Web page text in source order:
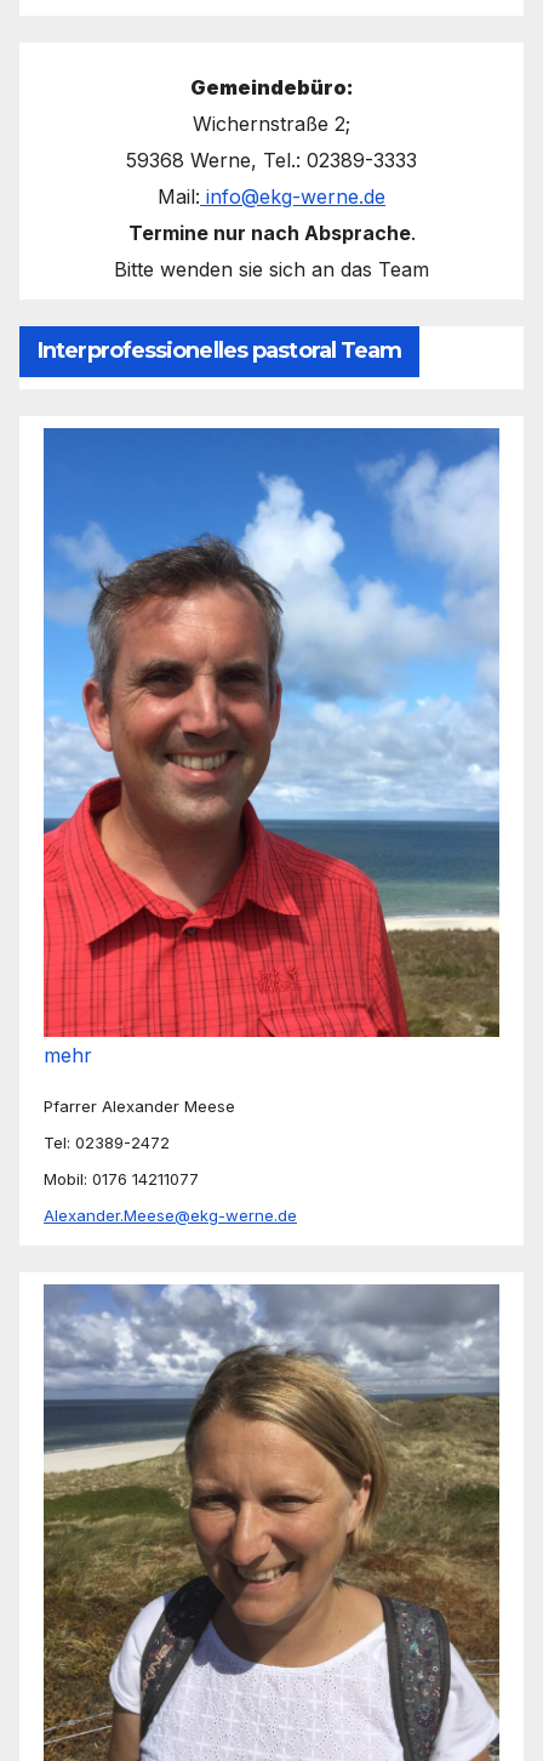
Gemeindebüro:
Wichernstraße 2;
59368 Werne, Tel.: 02389-3333
Mail: info@ekg-werne.de
Termine nur nach Absprache.
Bitte wenden sie sich an das Team
Interprofessionelles pastoral Team
mehr
Pfarrer Alexander Meese
Tel: 02389-2472
Mobil: 0176 14211077
Alexander.Meese@ekg-werne.de